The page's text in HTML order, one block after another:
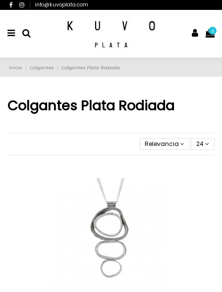
info@kuvoplata.com
0
Inicio Colgantes Colgantes Plata Rodiada
Colgantes Plata Rodiada
Relevancia 24